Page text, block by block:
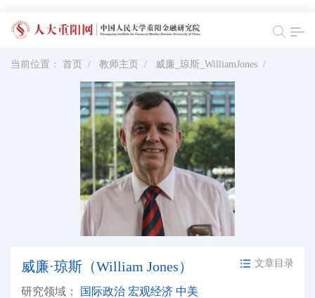
当前位置： 首页 / 教师主页 / 威廉_琼斯_WilliamJones /
威廉·琼斯（William Jones） 文章目录
研究领域：
国际政治 宏观经济 中美